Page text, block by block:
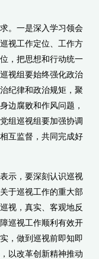
。一是深入学习领会
视工作定位、工作方
，把思想和行动统一
视组要始终强化政治
纪律和政治规矩，聚
边腐败和作风问题，
组巡视组要加强协调
互监督，共同完成好
示，要深刻认识巡视
于巡视工作的重大部
视，真实、客观地反
巡视工作顺利有效开
，做到巡视前即知即
以改革创新精神推动